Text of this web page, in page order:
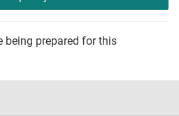
being prepared for this